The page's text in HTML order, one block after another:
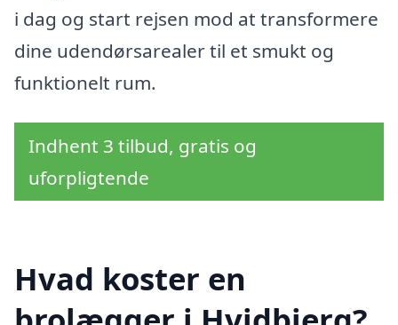
i dag og start rejsen mod at transformere
dine udendørsarealer til et smukt og
funktionelt rum.
Indhent 3 tilbud, gratis og
uforpligtende
Hvad koster en